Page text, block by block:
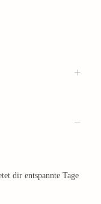
dir entspannte Tage